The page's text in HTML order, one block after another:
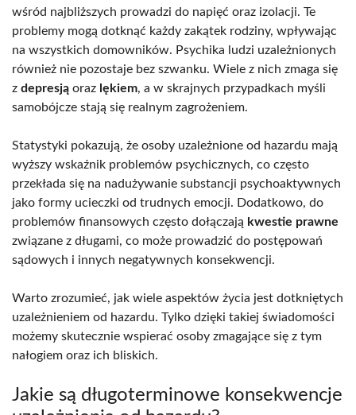
wśród najbliższych prowadzi do napięć oraz izolacji. Te
problemy mogą dotknąć każdy zakątek rodziny, wpływając
na wszystkich domowników. Psychika ludzi uzależnionych
również nie pozostaje bez szwanku. Wiele z nich zmaga się
z depresją oraz lękiem, a w skrajnych przypadkach myśli
samobójcze stają się realnym zagrożeniem.
Statystyki pokazują, że osoby uzależnione od hazardu mają
wyższy wskaźnik problemów psychicznych, co często
przekłada się na nadużywanie substancji psychoaktywnych
jako formy ucieczki od trudnych emocji. Dodatkowo, do
problemów finansowych często dołączają kwestie prawne
związane z długami, co może prowadzić do postępowań
sądowych i innych negatywnych konsekwencji.
Warto zrozumieć, jak wiele aspektów życia jest dotkniętych
uzależnieniem od hazardu. Tylko dzięki takiej świadomości
możemy skutecznie wspierać osoby zmagające się z tym
nałogiem oraz ich bliskich.
Jakie są długoterminowe konsekwencje